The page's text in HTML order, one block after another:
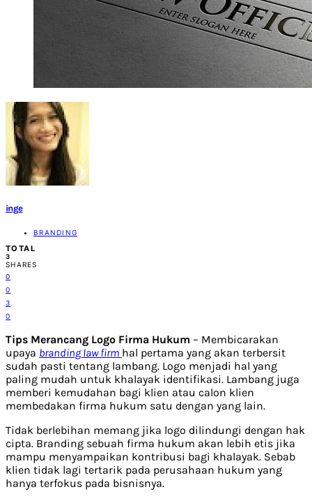
inge
BRANDING
TOTAL
3
SHARES
0
0
3
0
Tips Merancang Logo Firma Hukum – Membicarakan
upaya branding law firm hal pertama yang akan terbersit
sudah pasti tentang lambang. Logo menjadi hal yang
paling mudah untuk khalayak identifikasi. Lambang juga
memberi kemudahan bagi klien atau calon klien
membedakan firma hukum satu dengan yang lain.
Tidak berlebihan memang jika logo dilindungi dengan hak
cipta. Branding sebuah firma hukum akan lebih etis jika
mampu menyampaikan kontribusi bagi khalayak. Sebab
klien tidak lagi tertarik pada perusahaan hukum yang
hanya terfokus pada bisnisnya.